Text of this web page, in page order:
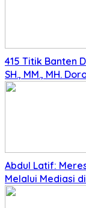
415 Titik Banten
SH., MM., MH.
Abdul Latif:
Melalui Mediasi